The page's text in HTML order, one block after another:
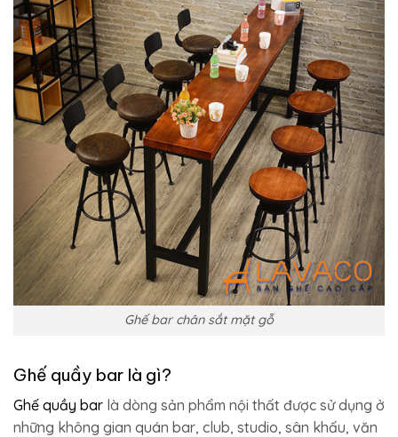
Ghế bar chân sắt mặt gỗ
Ghế quầy bar là gì?
Ghế quầy bar là dòng sản phẩm nội thất được sử dụng ở
những không gian quán bar, club, studio, sân khấu, văn